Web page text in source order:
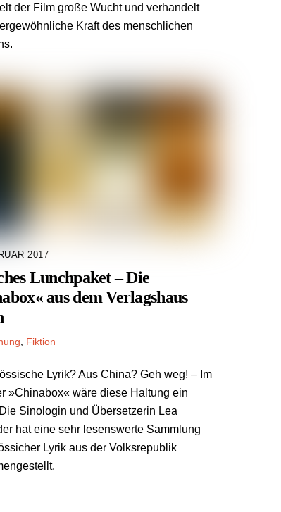
der Film große Wucht und verhandelt
Kraft des menschlichen
2017
Lunchpaket – Die
aus dem Verlagshaus
Fiktion
Lyrik? Aus China? Geh weg! – Im
»Chinabox« wäre diese Haltung ein
Sinologin und Übersetzerin Lea
hat eine sehr lesenswerte Sammlung
Lyrik aus der Volksrepublik